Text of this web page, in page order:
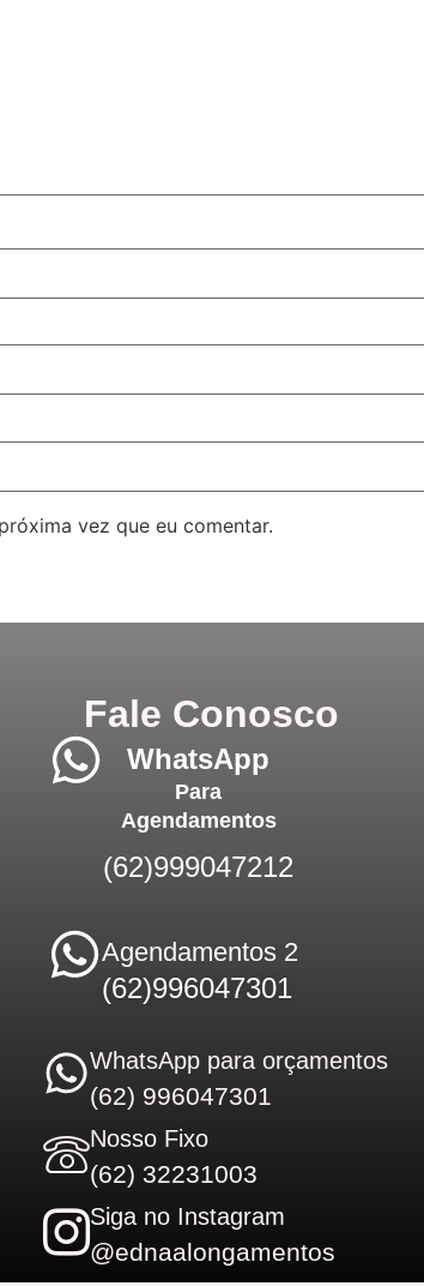
vez que eu comentar.
Fale Conosco
WhatsApp
Para
Agendamentos
(62)999047212
Agendamentos 2
(62)996047301
WhatsApp para orçamentos
(62) 996047301
Nosso Fixo
(62) 32231003
Siga no Instagram
@ednaalongamentos